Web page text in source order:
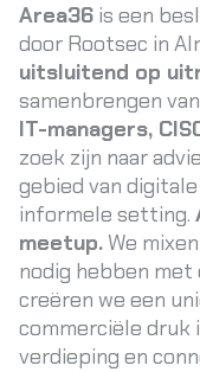
Area36 is een
door Rootsec in
uitsluitend op
samenbrengen van
IT-managers,
zoek zijn naar
gebied van
informele setting.
meetup. We
nodig hebben
creëren we een
commerciële druk
verdieping en